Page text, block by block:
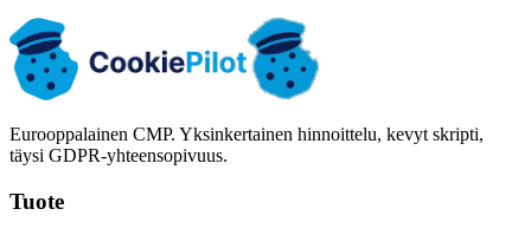
Eurooppalainen CMP. Yksinkertainen hinnoittelu, kevyt skripti,
täysi GDPR-yhteensopivuus.
Tuote